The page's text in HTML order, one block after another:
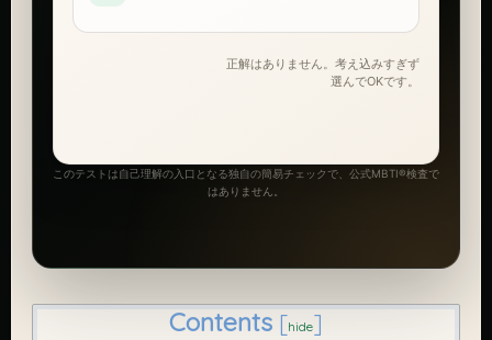
正解はありません。考え込みすぎず
選んでOKです。
このテストは自己理解の入口となる独自の簡易チェックで、公式MBTI®検査で
はありません。
Contents [hide]